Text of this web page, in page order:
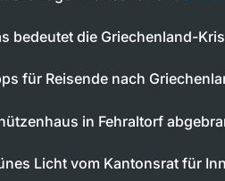
bedeutet die Griechenland-
für Reisende nach
in Fehraltorf
Licht vom Kantonsrat für